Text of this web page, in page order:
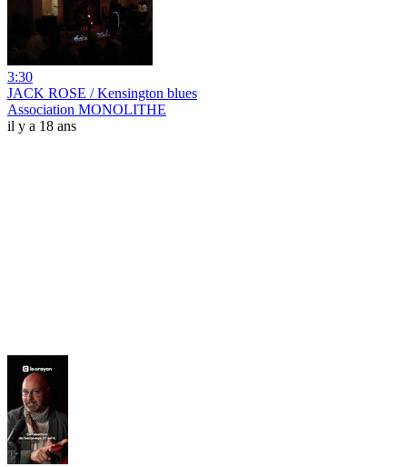
3:30
JACK ROSE / Kensington blues
Association MONOLITHE
il y a 18 ans